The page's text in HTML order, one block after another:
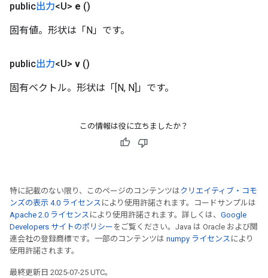
public出力<U> e ()
固有値。形状は「N」です。
public出力<U> v ()
固有ベクトル。形状は「[N, N]」です。
この情報は役に立ちましたか？
特に記載のない限り、このページのコンテンツはクリエイティブ・コモ
ンズの表示 4.0 ライセンス により使用許諾されます。コードサンプルは
Apache 2.0 ライセンス により使用許諾されます。詳しくは、 Google
Developers サイトのポリシー をご覧ください。Java は Oracle および関
連会社の登録商標です。一部のコンテンツは numpy ライセンス により
使用許諾されます。
最終更新日 2025-07-25 UTC。